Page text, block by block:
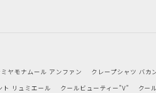
ヤモナムール アンファン
クレープシャツ バカ
ト リュミエール クールビューティー"V"
クー